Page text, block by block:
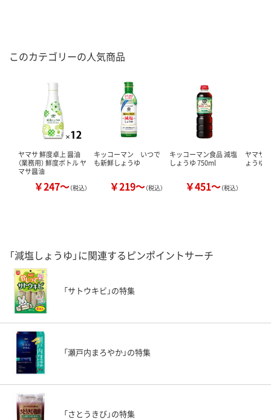
このカテゴリーの人気商品
ヤマサ 鮮度卓上 醤油
（業務用） 鮮度ボトル ヤ
マサ醤油
￥247～（税込）
キッコーマン いつで
も新鮮しょうゆ
￥219～（税込）
キッコーマン食品 減塩
しょうゆ 750ml
￥451～（税込）
ヤマサ
ょうゆ
「減塩しょうゆ」に関連するピンポイントサーチ
「サトウキビ」の特集
「瀬戸内まろやか」の特集
「さとうきび」の特集